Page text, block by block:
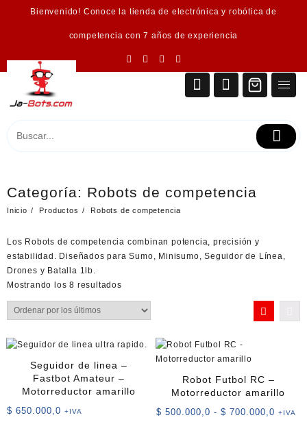
Bienvenido! Conoce la tienda de electrónica y robótica de
competencia con 7 años de experiencia
Categoría: Robots de competencia
Inicio Productos Robots de competencia
Los Robots de competencia combinan potencia, precisión y
estabilidad. Diseñados para Sumo, Minisumo, Seguidor de Línea,
Drones y Batalla 1lb.
Mostrando los 8 resultadosOrdenado
por
Seguidor de linea –
Fastbot Amateur –
Motorreductor amarillo
$ 650.000,0 +IVA
Robot Futbol RC –
Motorreductor amarillo
$ 500.000,0 - $ 700.000,0 Rango
+IVA